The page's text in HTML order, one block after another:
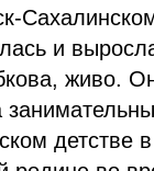
и
живо.
детстве